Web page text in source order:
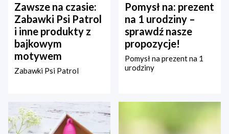
Zawsze na czasie:
Zabawki Psi Patrol
i inne produkty z
bajkowym
motywem
Zabawki Psi Patrol
Pomysł na: prezent
na 1 urodziny –
sprawdź nasze
propozycje!
Pomysł na prezent na 1
urodziny